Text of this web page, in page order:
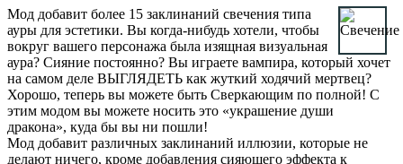
Мод добавит более 15 заклинаний свечения типа
ауры для эстетики. Вы когда-нибудь хотели, чтобы
вокруг вашего персонажа была изящная визуальная
аура? Сияние постоянно? Вы играете вампира, который хочет
на самом деле ВЫГЛЯДЕТЬ как жуткий ходячий мертвец?
Хорошо, теперь вы можете быть Сверкающим по полной! С
этим модом вы можете носить это «украшение души
дракона», куда бы вы ни пошли!
Мод добавит различных заклинаний иллюзии, которые не
делают ничего, кроме добавления сияющего эффекта к